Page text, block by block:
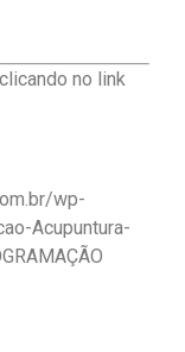
no link
wp-
Acupuntura-